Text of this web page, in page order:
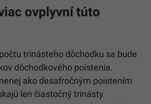
ovplyvní túto
trinásteho dôchodku sa bude
dôchodkového poistenia.
ako desaťročným poistením
len čiastočný trinásty